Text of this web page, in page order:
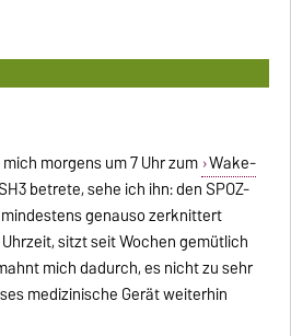
morgens um 7 Uhr zum Wake-
betrete, sehe ich ihn: den SPOZ-
genauso zerknittert
sitzt seit Wochen gemütlich
mich dadurch, es nicht zu sehr
medizinische Gerät weiterhin